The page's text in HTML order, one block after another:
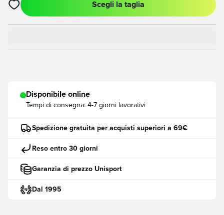
Apre una finestra modale per accedere o registrarsi come
Scegli la taglia
Disponibile online
Tempi di consegna: 4-7 giorni lavorativi
Spedizione gratuita per acquisti superiori a 69€
Reso entro 30 giorni
Garanzia di prezzo Unisport
Dal 1995